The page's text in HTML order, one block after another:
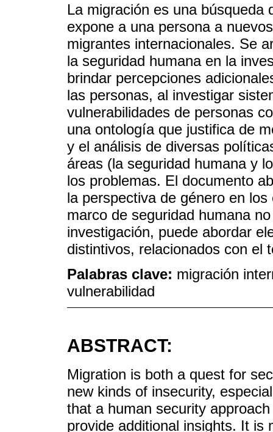
La migración es una búsqueda
expone a una persona a
migrantes internacionales. Se
la seguridad humana en la
brindar percepciones
las personas, al investigar
vulnerabilidades de personas
una ontología que justifica de
y el análisis de diversas
áreas (la seguridad humana y
los problemas. El documento
la perspectiva de género en
marco de seguridad humana
investigación, puede abordar
distintivos, relacionados con el
Palabras clave: migración
vulnerabilidad
ABSTRACT:
Migration is both a quest for
new kinds of insecurity,
that a human security
provide additional insights. It is